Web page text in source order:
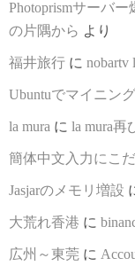
Photoprismサーバー
の片隅から より
福井旅行 に nobartv
Ubuntuでマイニン
la mura に la mura再
簡体中文入力にこ
Jasjarのメモリ増設
大荒れ香港 に
広州～東莞 に